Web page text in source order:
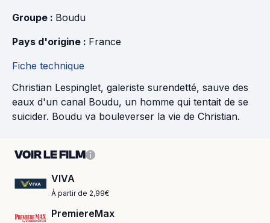
Groupe : Boudu
Pays d'origine : France
Fiche technique
Christian Lespinglet, galeriste surendetté, sauve des
eaux d'un canal Boudu, un homme qui tentait de se
suicider. Boudu va bouleverser la vie de Christian.
VOIR LE FILM
VIVA
À partir de 2,99€
PremiereMax